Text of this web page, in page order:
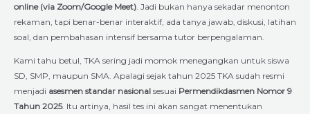
online (via Zoom/Google Meet) . Jadi bukan hanya sekadar menonton
rekaman, tapi benar-benar interaktif, ada tanya jawab, diskusi, latihan
soal, dan pembahasan intensif bersama tutor berpengalaman.
Kami tahu betul, TKA sering jadi momok menegangkan untuk siswa
SD, SMP, maupun SMA. Apalagi sejak tahun 2025 TKA sudah resmi
menjadi asesmen standar nasional sesuai Permendikdasmen Nomor 9
Tahun 2025. Itu artinya, hasil tes ini akan sangat menentukan